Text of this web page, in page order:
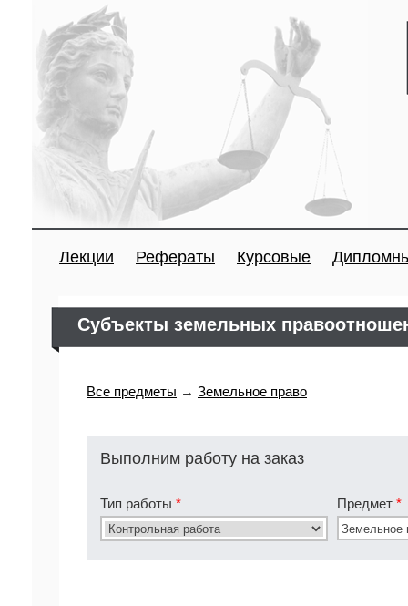
Лекции Рефераты Курсовые
Субъекты земельных
Все предметы → Земельное право
Выполним работу на заказ
Тип работы * Предмет *